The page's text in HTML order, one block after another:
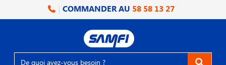
COMMANDER AU 58 58 13 27